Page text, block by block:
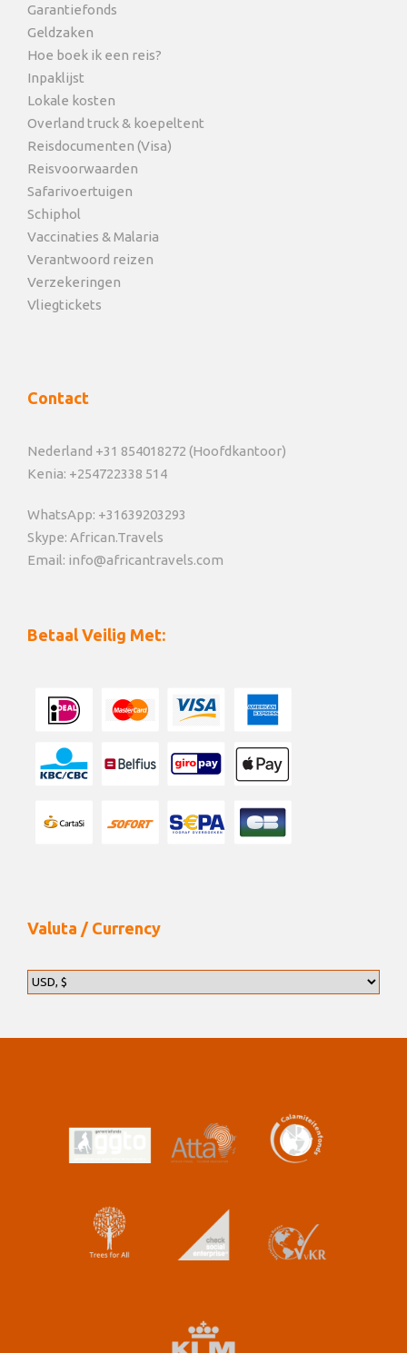
Garantiefonds
Geldzaken
Hoe boek ik een reis?
Inpaklijst
Lokale kosten
Overland truck & koepeltent
Reisdocumenten (Visa)
Reisvoorwaarden
Safarivoertuigen
Schiphol
Vaccinaties & Malaria
Verantwoord reizen
Verzekeringen
Vliegtickets
Contact
Nederland +31 854018272 (Hoofdkantoor)
Kenia: +254722338 514
WhatsApp: +31639203293
Skype: African.Travels
Email: info@africantravels.com
Betaal Veilig Met:
Valuta / Currency